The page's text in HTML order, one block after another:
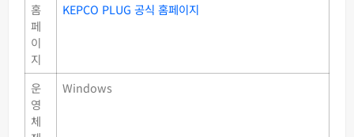
홈
페
이
지
KEPCO PLUG 공식 홈페이지
운
영
체
Windows